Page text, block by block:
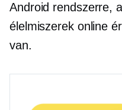
Android rendszerre,
élelmiszerek online
van.